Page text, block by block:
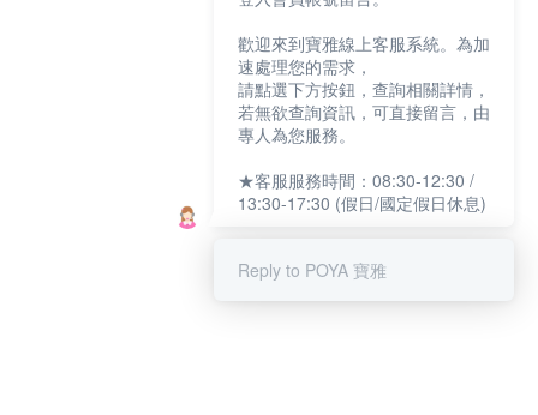
歡迎來到寶雅線上客服系統。為加
速處理您的需求，
請點選下方按鈕，查詢相關詳情，
若無欲查詢資訊，可直接留言，由
專人為您服務。
★客服服務時間：08:30-12:30 /
13:30-17:30 (假日/國定假日休息)
Reply to POYA 寶雅